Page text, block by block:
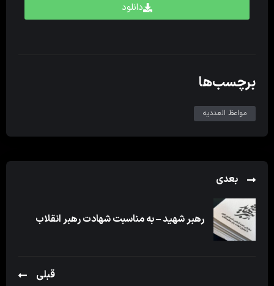
دانلود
برچسب‌ها
مواعظ العددیه
بعدی
رهبر شهید – به مناسبت شهادت رهبر انقلاب
قبلی